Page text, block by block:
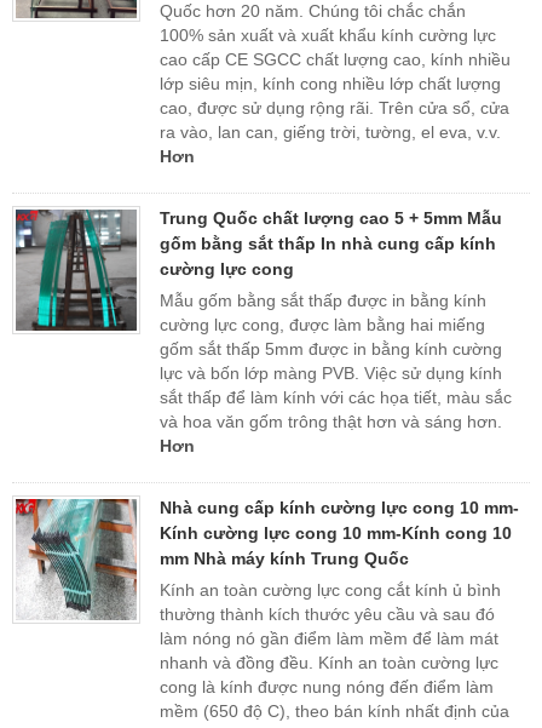
Quốc hơn 20 năm. Chúng tôi chắc chắn
100% sản xuất và xuất khẩu kính cường lực
cao cấp CE SGCC chất lượng cao, kính nhiều
lớp siêu mịn, kính cong nhiều lớp chất lượng
cao, được sử dụng rộng rãi. Trên cửa sổ, cửa
ra vào, lan can, giếng trời, tường, el eva, v.v.
Hơn
Trung Quốc chất lượng cao 5 + 5mm Mẫu
gốm bằng sắt thấp In nhà cung cấp kính
cường lực cong
Mẫu gốm bằng sắt thấp được in bằng kính
cường lực cong, được làm bằng hai miếng
gốm sắt thấp 5mm được in bằng kính cường
lực và bốn lớp màng PVB. Việc sử dụng kính
sắt thấp để làm kính với các họa tiết, màu sắc
và hoa văn gốm trông thật hơn và sáng hơn.
Hơn
Nhà cung cấp kính cường lực cong 10 mm-
Kính cường lực cong 10 mm-Kính cong 10
mm Nhà máy kính Trung Quốc
Kính an toàn cường lực cong cắt kính ủ bình
thường thành kích thước yêu cầu và sau đó
làm nóng nó gần điểm làm mềm để làm mát
nhanh và đồng đều. Kính an toàn cường lực
cong là kính được nung nóng đến điểm làm
mềm (650 độ C), theo bán kính nhất định của